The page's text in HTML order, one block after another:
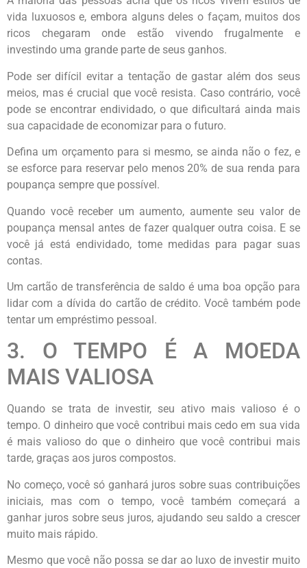
vida luxuosos e, embora alguns deles o façam, muitos dos
ricos chegaram onde estão vivendo frugalmente e
investindo uma grande parte de seus ganhos.
Pode ser difícil evitar a tentação de gastar além dos seus
meios, mas é crucial que você resista. Caso contrário, você
pode se encontrar endividado, o que dificultará ainda mais
sua capacidade de economizar para o futuro.
Defina um orçamento para si mesmo, se ainda não o fez, e
se esforce para reservar pelo menos 20% de sua renda para
poupança sempre que possível.
Quando você receber um aumento, aumente seu valor de
poupança mensal antes de fazer qualquer outra coisa. E se
você já está endividado, tome medidas para pagar suas
contas.
Um cartão de transferência de saldo é uma boa opção para
lidar com a dívida do cartão de crédito. Você também pode
tentar um empréstimo pessoal.
3. O TEMPO É A MOEDA
MAIS VALIOSA
Quando se trata de investir, seu ativo mais valioso é o
tempo. O dinheiro que você contribui mais cedo em sua vida
é mais valioso do que o dinheiro que você contribui mais
tarde, graças aos juros compostos.
No começo, você só ganhará juros sobre suas contribuições
iniciais, mas com o tempo, você também começará a
ganhar juros sobre seus juros, ajudando seu saldo a crescer
muito mais rápido.
Mesmo que você não possa se dar ao luxo de investir muito